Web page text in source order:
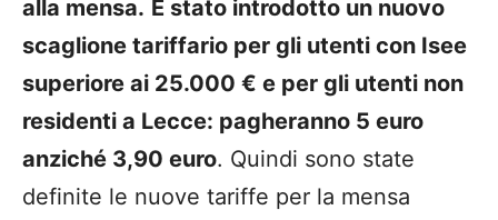
alla mensa. È stato introdotto un nuovo
scaglione tariffario per gli utenti con Isee
superiore ai 25.000 € e per gli utenti non
residenti a Lecce: pagheranno 5 euro
anziché 3,90 euro. Quindi sono state
definite le nuove tariffe per la mensa